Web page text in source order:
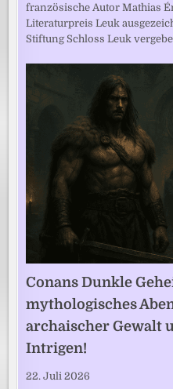
französische Autor Mathias
Literaturpreis Leuk
Stiftung Schloss Leuk
Conans Dunkle
mythologisches
archaischer Gewalt
Intrigen!
22. Juli 2026